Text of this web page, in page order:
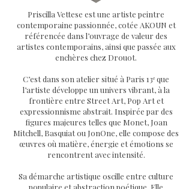
Priscilla Vettese est une artiste peintre
contemporaine passionnée, cotée AKOUN et
référencée dans l’ouvrage de valeur des
artistes contemporains, ainsi que passée aux
enchères chez Drouot.
C’est dans son atelier situé à Paris 13ᵉ que
l’artiste développe un univers vibrant, à la
frontière entre Street Art, Pop Art et
expressionnisme abstrait. Inspirée par des
figures majeures telles que Monet, Joan
Mitchell, Basquiat ou JonOne, elle compose des
œuvres où matière, énergie et émotions se
rencontrent avec intensité.
Sa démarche artistique oscille entre culture
populaire et abstraction poétique. Elle